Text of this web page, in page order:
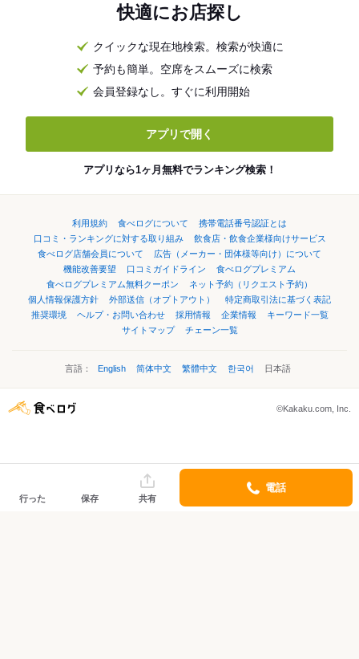
快適にお店探し
クイックな現在地検索。検索が快適に
予約も簡単。空席をスムーズに検索
会員登録なし。すぐに利用開始
アプリで開く
アプリなら1ヶ月無料でランキング検索！
利用規約 食べログについて
携帯電話番号認証とは
口コミ・ランキングに対する取り組み
飲食店・飲食企業様向けサービス
食べログ店舗会員について
広告（メーカー・団体様等向け）について
機能改善要望
口コミガイドライン
食べログプレミアム
食べログプレミアム無料クーポン
ネット予約（リクエスト予約）
個人情報保護方針
外部送信（オプトアウト）
特定商取引法に基づく表記
推奨環境
ヘルプ・お問い合わせ 採用情報 企業情報
キーワード一覧
サイトマップ
チェーン一覧
言語： English 简体中文 繁體中文 한국어 日本語
©Kakaku.com, Inc.
行った 保存 共有
電話